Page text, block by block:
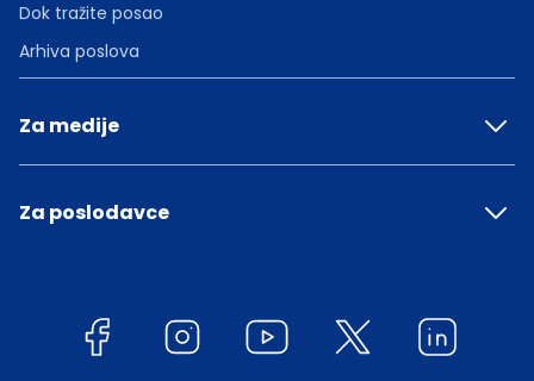
Dok tražite posao
Arhiva poslova
Za medije
Za poslodavce